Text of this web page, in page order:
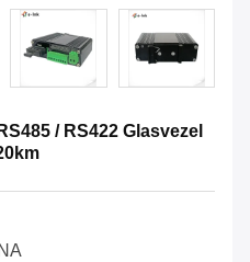
/ RS422 Glasvezel